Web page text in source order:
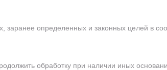
определенных и законных целей в
обработку при наличии иных